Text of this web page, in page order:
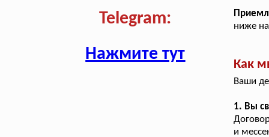
Telegram:
Нажмите тут
ниже
Как
Ваши
1. Вы
и